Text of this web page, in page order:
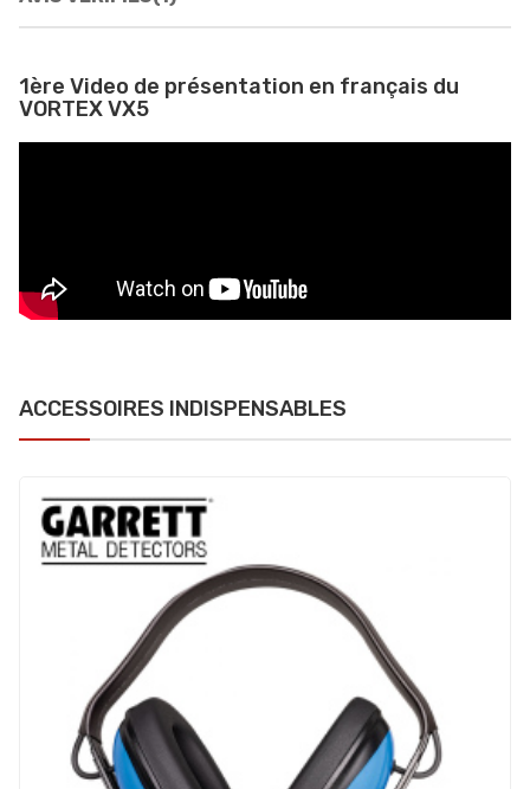
1ère Video de présentation en français du
VORTEX VX5
ACCESSOIRES INDISPENSABLES